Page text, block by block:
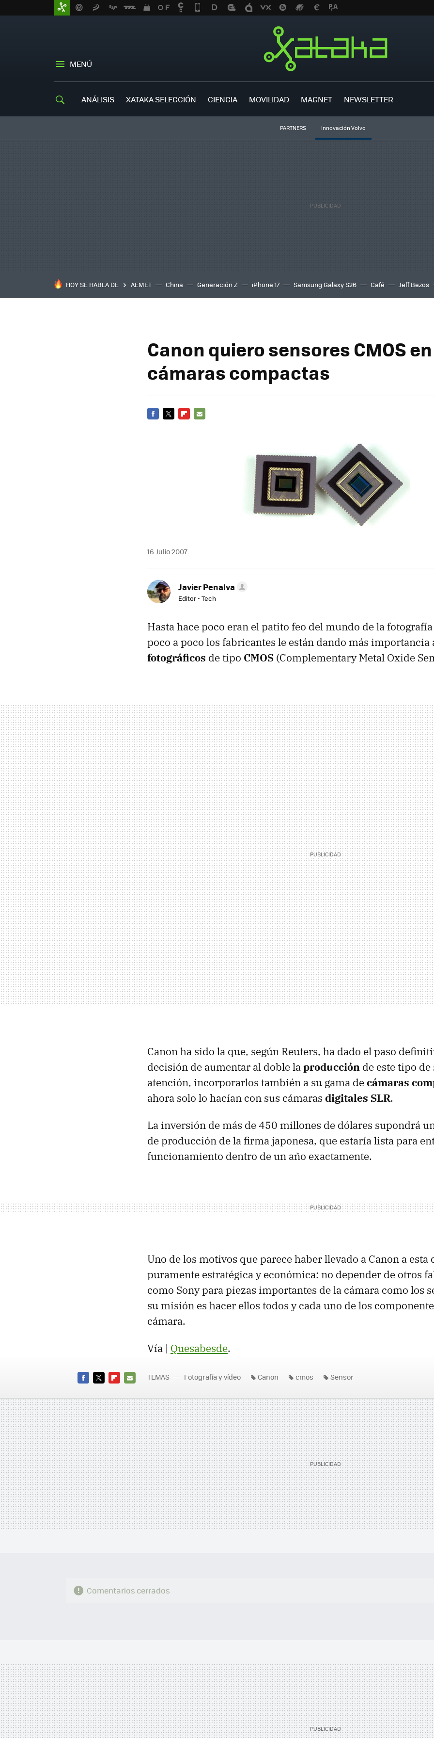
MENÚ
ANÁLISIS XATAKA SELECCIÓN CIENCIA MOVILIDAD MAGNET NEWSLETTER
PARTNERS Innovación Volvo
HOY SE HABLA DE AEMET China Generación Z iPhone 17 Samsung Galaxy S26 Café Jeff Bezos
Canon quiero sensores CMOS
cámaras compactas
16 Julio 2007
Javier Penalva
Editor - Tech
Hasta hace poco eran el patito feo del mundo de la
poco a poco los fabricantes le están dando más importancia
fotográficos de tipo CMOS (Complementary Metal Oxide
Canon ha sido la que, según Reuters, ha dado el paso
decisión de aumentar al doble laproducción de este tipo de
atención, incorporarlos también a su gama decámaras
ahora solo lo hacían con sus cámaras digitales SLR.
La inversión de más de 450 millones de dólares supondrá
de producción de la firma japonesa, que estaría lista para
funcionamiento dentro de un año exactamente.
Uno de los motivos que parece haber llevado a Canon a
puramente estratégica y económica: no depender de otros
como Sony para piezas importantes de la cámara como los
su misión es hacer ellos todos y cada uno de los
cámara.
Vía | Quesabesde.
MAIL
TEMAS Fotografía y vídeo Canon cmos Sensor
Comentarios cerrados